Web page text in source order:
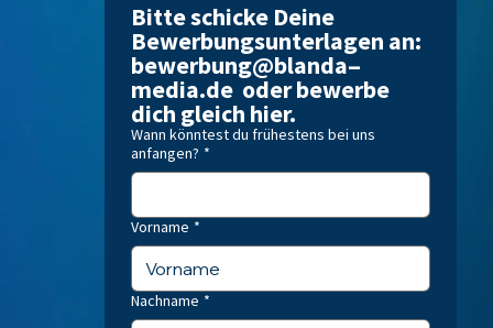
Bitte schicke Deine
Bewerbungsunterlagen an:
bewerbung@blanda‒
media.de  oder bewerbe
dich gleich hier.
Wann könntest du frühestens bei uns
anfangen? *
Vorname *
Nachname *